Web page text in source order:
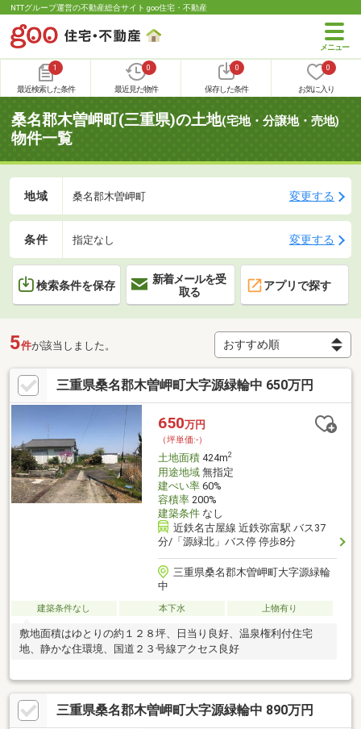
NTTグループ運営の不動産総合サイト goo住宅・不動産
1
最近検索した条件
0
最近見た物件
0
保存した条件
0
お気に入り
桑名郡木曽岬町(三重県)の土地(宅地・分譲地・売地)
物件一覧
地域 桑名郡木曽岬町 変更する
条件 指定なし 変更する
検索条件を保存
新着メールを受
取る
アプリで探す
5件が該当しました。
三重県桑名郡木曽岬町大字源緑輪中 650万円
650万円
（坪単価:-）
土地面積424m2
用途地域無指定
建ぺい率60%
容積率200%
建築条件なし
近鉄名古屋線 近鉄弥富駅 バス37
分/「源緑北」バス停 停歩8分
三重県桑名郡木曽岬町大字源緑輪
中
建築条件なし 本下水 上物有り
敷地面積はゆとりの約１２８坪、日当り良好、温泉権利付住宅
地、静かな住環境、国道２３号線アクセス良好
三重県桑名郡木曽岬町大字源緑輪中 890万円